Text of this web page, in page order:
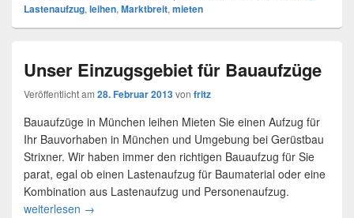
Lastenaufzug, leihen, Marktbreit, mieten
Unser Einzugsgebiet für Bauaufzüge
Veröffentlicht am 28. Februar 2013von fritz
Bauaufzüge in München leihen Mieten Sie einen Aufzug für
Ihr Bauvorhaben in München und Umgebung bei Gerüstbau
Strixner. Wir haben immer den richtigen Bauaufzug für Sie
parat, egal ob einen Lastenaufzug für Baumaterial oder eine
Kombination aus Lastenaufzug und Personenaufzug.
weiterlesen Unser Einzugsgebiet für Bauaufzüge
→